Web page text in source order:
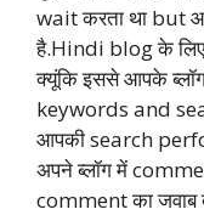
wait करता था but
है.Hindi blog के
क्यूंकि इससे आपके
keywords and
आपकी search
अपने ब्लॉग में
comment का जवाब